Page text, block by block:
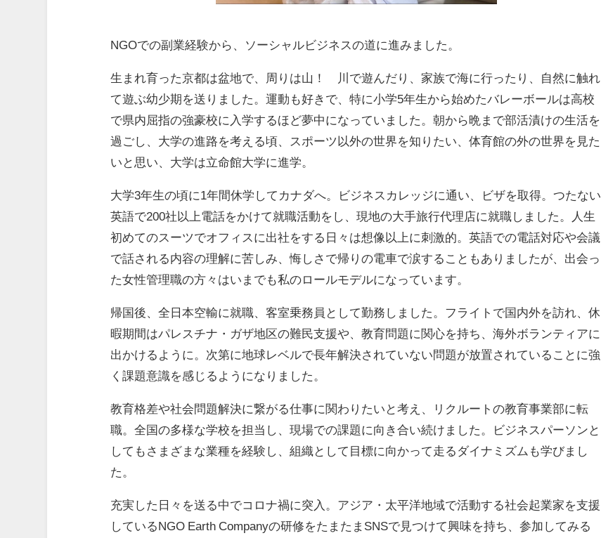
NGOでの副業経験から、ソーシャルビジネスの道に進みました。
生まれ育った京都は盆地で、周りは山！ 川で遊んだり、家族で海に行ったり、自然に触れ
て遊ぶ幼少期を送りました。運動も好きで、特に小学5年生から始めたバレーボールは高校
で県内屈指の強豪校に入学するほど夢中になっていました。朝から晩まで部活漬けの生活を
過ごし、大学の進路を考える頃、スポーツ以外の世界を知りたい、体育館の外の世界を見た
いと思い、大学は立命館大学に進学。
大学3年生の頃に1年間休学してカナダへ。ビジネスカレッジに通い、ビザを取得。つたない
英語で200社以上電話をかけて就職活動をし、現地の大手旅行代理店に就職しました。人生
初めてのスーツでオフィスに出社をする日々は想像以上に刺激的。英語での電話対応や会議
で話される内容の理解に苦しみ、悔しさで帰りの電車で涙することもありましたが、出会っ
た女性管理職の方々はいまでも私のロールモデルになっています。
帰国後、全日本空輸に就職、客室乗務員として勤務しました。フライトで国内外を訪れ、休
暇期間はパレスチナ・ガザ地区の難民支援や、教育問題に関心を持ち、海外ボランティアに
出かけるように。次第に地球レベルで長年解決されていない問題が放置されていることに強
く課題意識を感じるようになりました。
教育格差や社会問題解決に繋がる仕事に関わりたいと考え、リクルートの教育事業部に転
職。全国の多様な学校を担当し、現場での課題に向き合い続けました。ビジネスパーソンと
してもさまざまな業種を経験し、組織として目標に向かって走るダイナミズムも学びまし
た。
充実した日々を送る中でコロナ禍に突入。アジア・太平洋地域で活動する社会起業家を支援
しているNGO Earth Companyの研修をたまたまSNSで見つけて興味を持ち、参加してみる